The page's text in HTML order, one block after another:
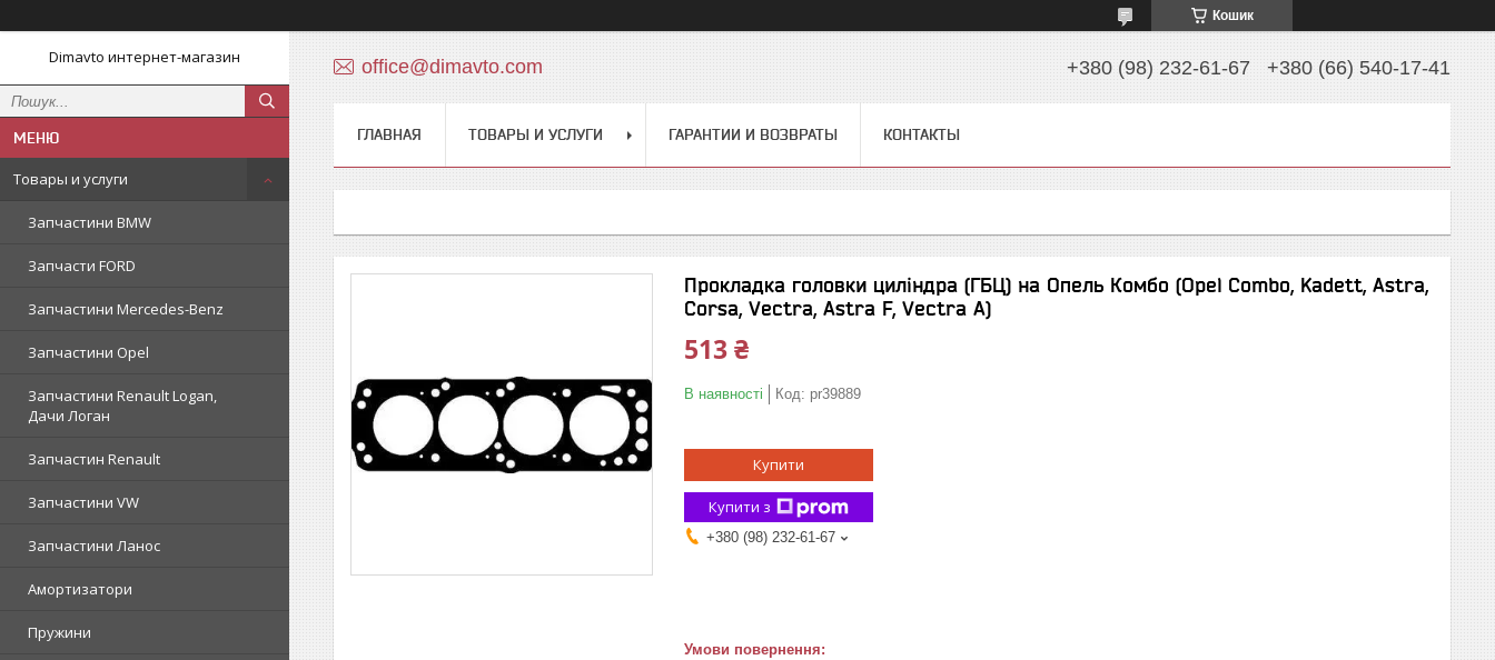
Кошик
Dimavto интернет-магазин
Товары и услуги
Запчастини BMW
Запчасти FORD
Запчастини Mercedes-Benz
Запчастини Opel
Запчастини Renault Logan,
Дачи Логан
Запчастин Renault
Запчастини VW
Запчастини Ланос
Амортизатори
Пружини
office@dimavto.com +380 (98) 232-61-67 +380 (66) 540-17-41
ГЛАВНАЯ ТОВАРЫ И УСЛУГИ ГАРАНТИИ И ВОЗВРАТЫ КОНТАКТЫ
Прокладка головки циліндра (ГБЦ) на Опель Комбо (Opel Combo, Kadett, Astra,
Corsa, Vectra, Astra F, Vectra A)
513 ₴
В наявності Код: pr39889
Купити
Купити з
+380 (98) 232-61-67